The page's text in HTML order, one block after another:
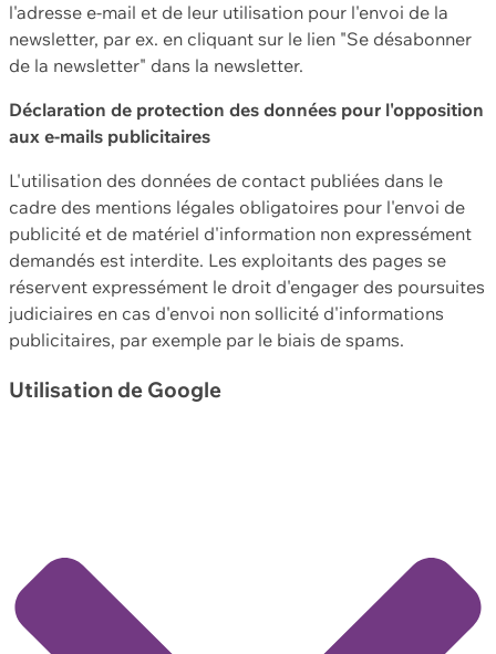
l'adresse e-mail et de leur utilisation pour l'envoi de la
newsletter, par ex. en cliquant sur le lien "Se désabonner
de la newsletter" dans la newsletter.
Déclaration de protection des données pour l'opposition
aux e-mails publicitaires
L'utilisation des données de contact publiées dans le
cadre des mentions légales obligatoires pour l'envoi de
publicité et de matériel d'information non expressément
demandés est interdite. Les exploitants des pages se
réservent expressément le droit d'engager des poursuites
judiciaires en cas d'envoi non sollicité d'informations
publicitaires, par exemple par le biais de spams.
Utilisation de Google